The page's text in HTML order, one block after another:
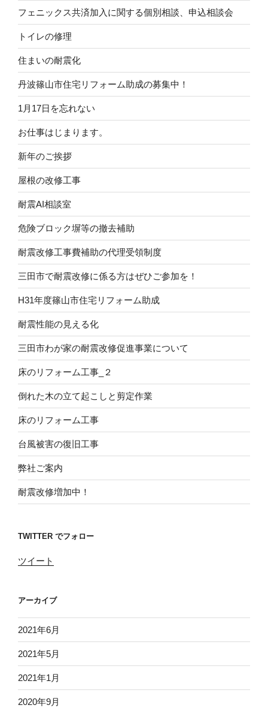
フェニックス共済加入に関する個別相談、申込相談会
トイレの修理
住まいの耐震化
丹波篠山市住宅リフォーム助成の募集中！
1月17日を忘れない
お仕事はじまります。
新年のご挨拶
屋根の改修工事
耐震AI相談室
危険ブロック塀等の撤去補助
耐震改修工事費補助の代理受領制度
三田市で耐震改修に係る方はぜひご参加を！
H31年度篠山市住宅リフォーム助成
耐震性能の見える化
三田市わが家の耐震改修促進事業について
床のリフォーム工事_２
倒れた木の立て起こしと剪定作業
床のリフォーム工事
台風被害の復旧工事
弊社ご案内
耐震改修増加中！
TWITTER でフォロー
ツイート
アーカイブ
2021年6月
2021年5月
2021年1月
2020年9月